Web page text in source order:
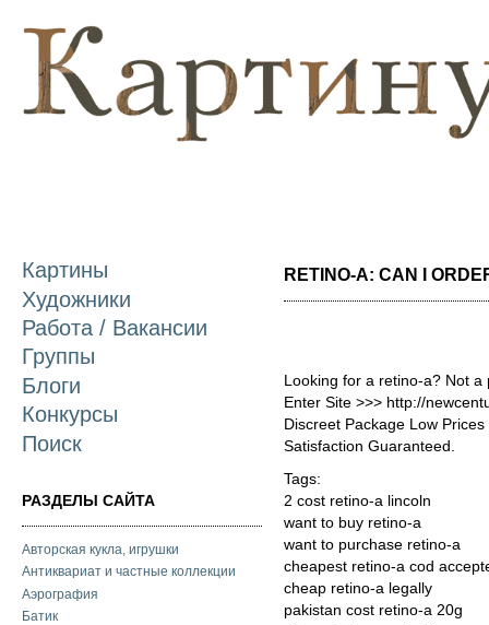
Картины
Художники
Работа / Вакансии
Группы
Блоги
Конкурсы
Поиск
РАЗДЕЛЫ САЙТА
Авторская кукла, игрушки
Антиквариат и частные коллекции
Аэрография
Батик
RETINO-A: CAN I
Looking for a retino-a? Not a
Enter Site >>> http://
Discreet Package Low
Satisfaction Guaranteed.
Tags:
2 cost retino-a lincoln
want to buy retino-a
want to purchase retino-a
cheapest retino-a cod
cheap retino-a legally
pakistan cost retino-a 20g